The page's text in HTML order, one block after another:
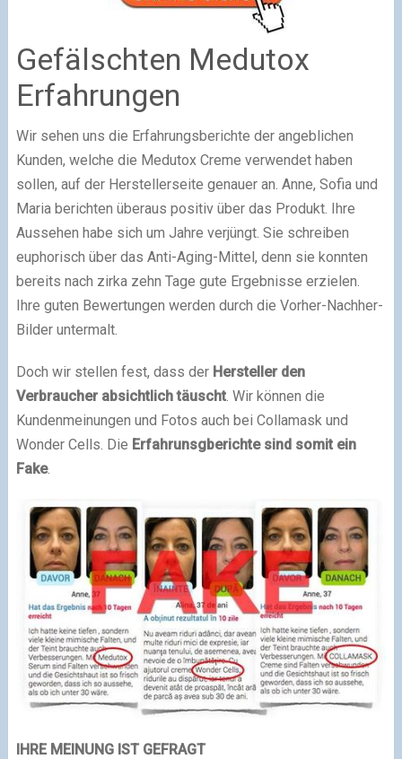
Gefälschten Medutox
Erfahrungen
Wir sehen uns die Erfahrungsberichte der angeblichen
Kunden, welche die Medutox Creme verwendet haben
sollen, auf der Herstellerseite genauer an. Anne, Sofia und
Maria berichten überaus positiv über das Produkt. Ihre
Aussehen habe sich um Jahre verjüngt. Sie schreiben
euphorisch über das Anti-Aging-Mittel, denn sie konnten
bereits nach zirka zehn Tage gute Ergebnisse erzielen.
Ihre guten Bewertungen werden durch die Vorher-Nachher-
Bilder untermalt.
Doch wir stellen fest, dass der Hersteller den
Verbraucher absichtlich täuscht. Wir können die
Kundenmeinungen und Fotos auch bei Collamask und
Wonder Cells. Die Erfahrunsgberichte sind somit ein
Fake.
IHRE MEINUNG IST GEFRAGT